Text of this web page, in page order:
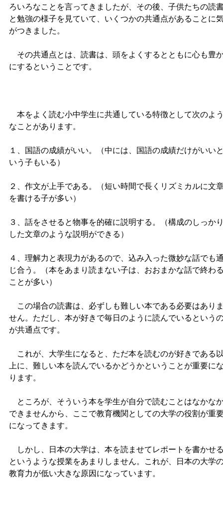
ろいろなことを言ってきましたが、その後、子供たちの読
と勉強の様子を見ていて、いくつかの共通点があることに
がつきました。
その共通点とは、読書は、頭をよくするとともに心も豊
にするということです。
本をよく読む小中学生に共通している特徴として次のよ
なことがあります。
１、国語の成績がいい。（中には、国語の成績だけがいい
いう子もいる）
２、作文が上手である。（短い時間で長くリズミカルに文
を書ける子が多い）
３、話をさせると物事を的確に説明する。（構成のしっか
した文章のような説明ができる）
４、理解力と表現力があるので、込み入った微妙な話でも
じ合う。（本をあまり読まない子は、おおまかな話で終わ
ことが多い）
この場合の読書は、必ずしも難しい本である必要はあり
せん。ただし、本が好きで毎日のように読んでいるという
が共通点です。
これが、大学生になると、ただ本を読むのが好きである
上に、難しい本を読んでいるかどうかということが重要に
ります。
ところが、そういう本を学生が自分で読むことはなかな
できませんから、ここで教育機関としての大学の役割が重
になってきます。
しかし、日本の大学は、本を読ませてレポートを書かせ
というような授業をあまりしません。これが、日本の大学
教育力が低い大きな原因になっています。